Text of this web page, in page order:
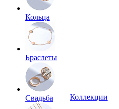
Кольца
Браслеты
Свадьба
Коллекции